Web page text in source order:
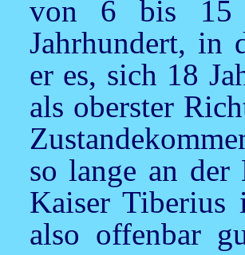
von 6 bis 15
Jahrhundert, in
er es, sich 18
als oberster
so lange an
Kaiser
also offenbar